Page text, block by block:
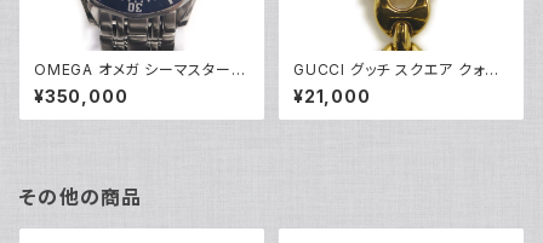
OMEGA オメガ シーマスター
プロフェッショナル 300 2541.8
0 ダイバーズウォッチ クォーツ
青文字盤 Y05285
¥350,000
GUCCI グッチ スクエア クォー
ツ レディースウォッチ 1800L 白
文字盤 Y05272
¥21,000
その他の商品